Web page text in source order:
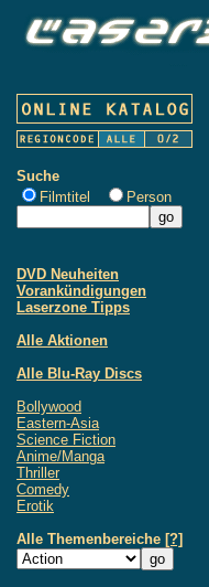
Suche
Filmtitel
Person
DVD Neuheiten
Vorankündigungen
Laserzone Tipps
Alle Aktionen
Alle Blu-Ray Discs
Bollywood
Eastern-Asia
Science Fiction
Anime/Manga
Thriller
Comedy
Erotik
Alle Themenbereiche [?]